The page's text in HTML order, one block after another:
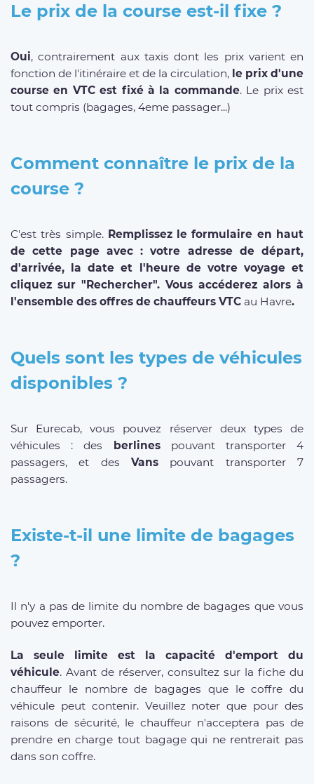
Le prix de la course est-il fixe ?
Oui, contrairement aux taxis dont les prix varient en
fonction de l'itinéraire et de la circulation, le prix d'une
course en VTC est fixé à la commande. Le prix est
tout compris (bagages, 4eme passager...)
Comment connaître le prix de la
course ?
C'est très simple. Remplissez le formulaire en haut
de cette page avec : votre adresse de départ,
d'arrivée, la date et l'heure de votre voyage et
cliquez sur "Rechercher". Vous accéderez alors à
l'ensemble des offres de chauffeurs VTC au Havre.
Quels sont les types de véhicules
disponibles ?
Sur Eurecab, vous pouvez réserver deux types de
véhicules : des
berlinespouvant transporter 4
passagers, et des Vans pouvant transporter 7
passagers.
Existe-t-il une limite de bagages
?
Il n'y a pas de limite du nombre de bagages que vous
pouvez emporter.
La seule limite est la capacité d'emport du
véhicule. Avant de réserver, consultez sur la fiche du
chauffeur le nombre de bagages que le coffre du
véhicule peut contenir. Veuillez noter que pour des
raisons de sécurité, le chauffeur n'acceptera pas de
prendre en charge tout bagage qui ne rentrerait pas
dans son coffre.